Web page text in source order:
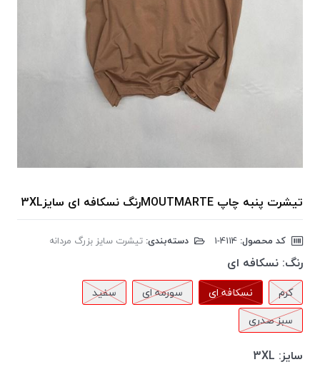
تیشرت پنبه چاپ MOUTMARTEرنگ نسکافه ای سایز3XL
کد محصول: دسته‌بندی: تیشرت سایز بزرگ مردانه
رنگ: نسکافه ای
کرم نسکافه ای سورمه ای
سفید
سبز صدری
سایز: 3XL